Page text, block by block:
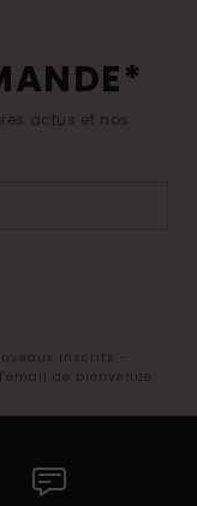
actus et nos
inscrits -
de bienvenue